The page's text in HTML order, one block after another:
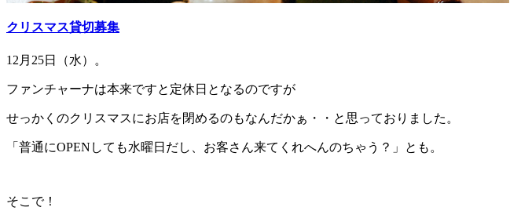
クリスマス貸切募集
12月25日（水）。
ファンチャーナは本来ですと定休日となるのですが
せっかくのクリスマスにお店を閉めるのもなんだかぁ・・と思っておりました。
「普通にOPENしても水曜日だし、お客さん来てくれへんのちゃう？」とも。
そこで！